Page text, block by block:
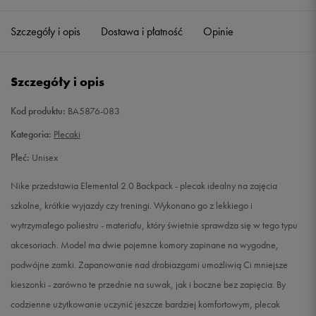
Szczegóły i opis Dostawa i płatność Opinie
Szczegóły i opis
Kod produktu: BA5876-083
Kategoria: Plecaki
Płeć: Unisex
Nike przedstawia Elemental 2.0 Backpack - plecak idealny na zajęcia
szkolne, krótkie wyjazdy czy treningi. Wykonano go z lekkiego i
wytrzymałego poliestru - materiału, który świetnie sprawdza się w tego typu
akcesoriach. Model ma dwie pojemne komory zapinane na wygodne,
podwójne zamki. Zapanowanie nad drobiazgami umożliwią Ci mniejsze
kieszonki - zarówno te przednie na suwak, jak i boczne bez zapięcia. By
codzienne użytkowanie uczynić jeszcze bardziej komfortowym, plecak